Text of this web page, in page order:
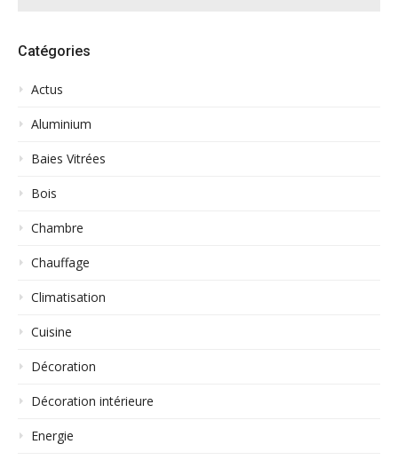
Catégories
Actus
Aluminium
Baies Vitrées
Bois
Chambre
Chauffage
Climatisation
Cuisine
Décoration
Décoration intérieure
Energie